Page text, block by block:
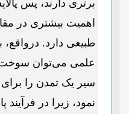
برتری دارند، پس
اهمیت بیشتری در
طبیعی دارد. درواقع،
علمی می‌توان
سیر یک تمدن را
نمود، زیرا در فرآیند